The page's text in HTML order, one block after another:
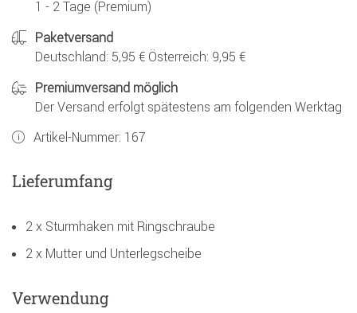
1 - 2 Tage (Premium)
Paketversand
Deutschland: 5,95 € Österreich: 9,95 €
Premiumversand möglich
Der Versand erfolgt spätestens am folgenden Werktag
Artikel-Nummer: 167
Lieferumfang
2 x Sturmhaken mit Ringschraube
2 x Mutter und Unterlegscheibe
Verwendung